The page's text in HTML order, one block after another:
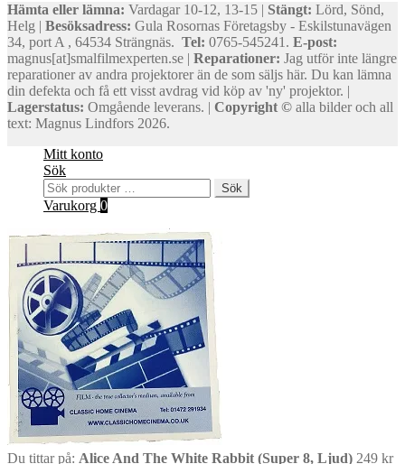
Hämta eller lämna: Vardagar 10-12, 13-15 | Stängt: Lörd, Sönd,
Helg | Besöksadress: Gula Rosornas Företagsby - Eskilstunavägen
34, port A , 64534 Strängnäs. Tel: 0765-545241. E-post:
magnus[at]smalfilmexperten.se | Reparationer: Jag utför inte längre
reparationer av andra projektorer än de som säljs här. Du kan lämna
din defekta och få ett visst avdrag vid köp av 'ny' projektor. |
Lagerstatus: Omgående leverans. | Copyright © alla bilder och all
text: Magnus Lindfors 2026.
Mitt konto
Sök
Sök
efter:
Sök
Varukorg 0
Du tittar på: Alice And The White Rabbit (Super 8, Ljud) 249 kr